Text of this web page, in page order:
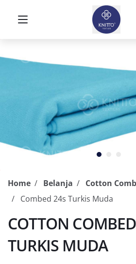
Home Belanja Cotton
Combed 24s Turkis Muda
COTTON
TURKIS MUDA